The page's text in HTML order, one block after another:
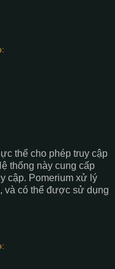
thể cho phép truy cập
thống này cung cấp
cập. Pomerium xử lý
và có thể được sử dụng